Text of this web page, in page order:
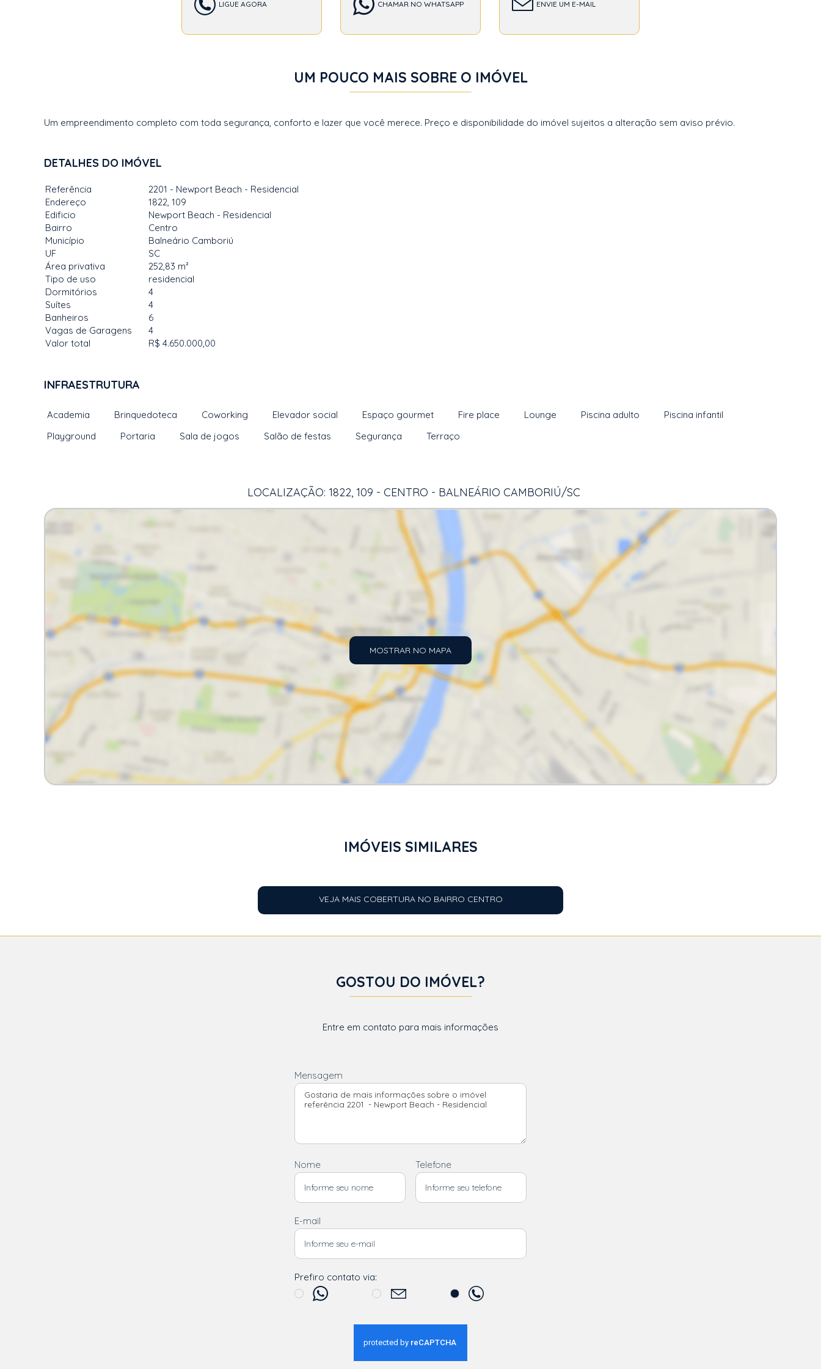
LIGUE AGORA CHAMAR NO WHATSAPP ENVIE UM E-MAIL
UM POUCO MAIS SOBRE O IMÓVEL
Um empreendimento completo com toda segurança, conforto e lazer que você merece. Preço e disponibilidade do imóvel sujeitos a alteração sem aviso prévio.
DETALHES DO IMÓVEL
Referência
2201 - Newport Beach - Residencial
Endereço
1822, 109
Edificio
Newport Beach - Residencial
Bairro
Centro
Município
Balneário Camboriú
UF
SC
Área privativa
252,83 m²
Tipo de uso
residencial
Dormitórios
4
Suítes
4
Banheiros
6
Vagas de Garagens
4
Valor total
R$ 4.650.000,00
INFRAESTRUTURA
Academia Brinquedoteca Coworking Elevador social Espaço gourmet Fire place Lounge Piscina adulto
Piscina infantil
Playground
Portaria Sala de jogos Salão de festas Segurança Terraço
LOCALIZAÇÃO: 1822, 109 - CENTRO - BALNEÁRIO CAMBORIÚ/SC
MOSTRAR NO MAPA
IMÓVEIS SIMILARES
VEJA MAIS COBERTURA NO BAIRRO CENTRO
GOSTOU DO IMÓVEL?
Entre em contato para mais informações
Mensagem
Nome Telefone
E-mail
Prefiro contato via: